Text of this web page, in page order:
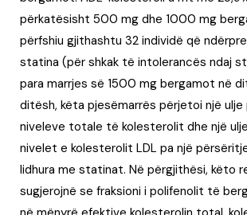
përkatësisht 500 mg dhe 1000 mg
përfshiu gjithashtu 32 individë që
statina (për shkak të intolerancës ndaj
para marrjes së 1500 mg bergamot në
ditësh, këta pjesëmarrës përjetoi një ulje
niveleve totale të kolesterolit dhe një
nivelet e kolesterolit LDL pa një
lidhura me statinat. Në përgjithësi, këto
sugjerojnë se fraksioni i polifenolit të